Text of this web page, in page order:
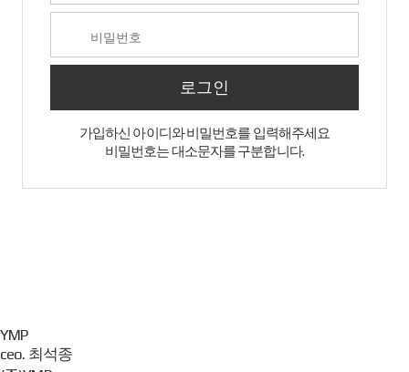
로그인
가입하신 아이디와 비밀번호를 입력해주세요
비밀번호는 대소문자를 구분합니다.
YMP
ceo. 최석종